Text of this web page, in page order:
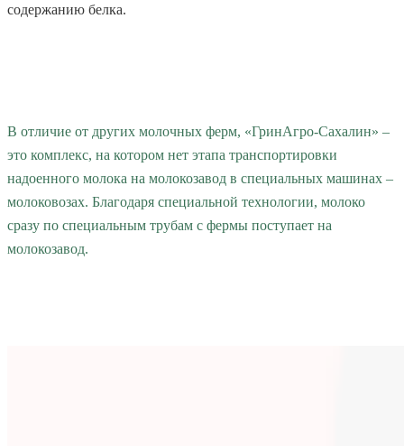
содержанию белка.
В отличие от других молочных ферм, «ГринАгро-Сахалин» –
это комплекс, на котором нет этапа транспортировки
надоенного молока на молокозавод в специальных машинах –
молоковозах. Благодаря специальной технологии, молоко
сразу по специальным трубам с фермы поступает на
молокозавод.